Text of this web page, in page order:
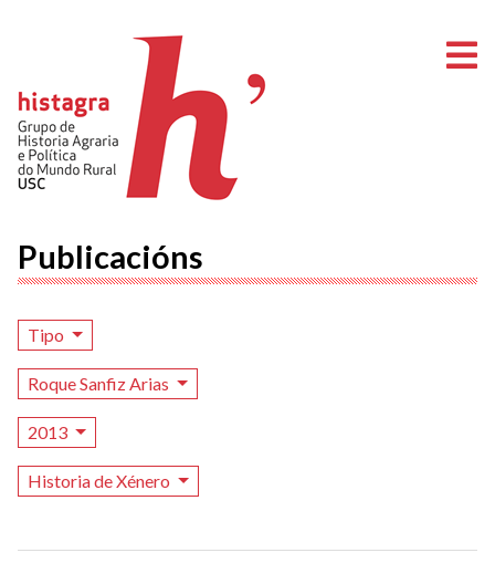
Publicacións
Tipo
Roque Sanfiz Arias
2013
Historia de Xénero